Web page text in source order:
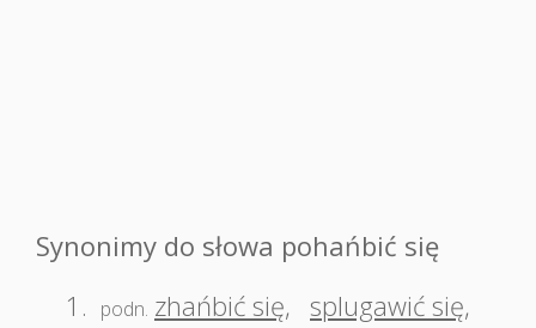
Synonimy do słowa pohańbić się
1.
podn. zhańbić się, splugawić się,